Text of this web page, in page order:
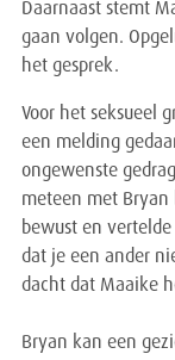
Daarnaast stemt
gaan volgen.
het gesprek.
Voor het seksueel
een melding
ongewenste
meteen met Bryan
bewust en
dat je een ander
dacht dat Maaike
Bryan kan een